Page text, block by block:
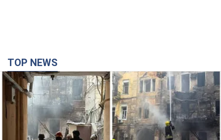
Армия России совершила массированную
атаку на Одессу: горит историческая часть
города. Фото и видео
Для террора враг применил ракеты и дроны
час назад 15,4 т.